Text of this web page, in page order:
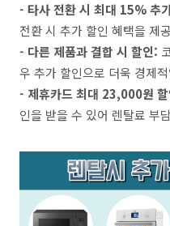
- 타사 전환 시 최대 15% 추
전환 시 추가 할인 혜택을 제
- 다른 제품과 결합 시 할인:
우 추가 할인으로 더욱 경제
- 제휴카드 최대 23,000원
인을 받을 수 있어 렌탈료 부